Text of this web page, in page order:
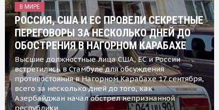
В МИРЕ
РОССИЯ, США И ЕС ПРОВЕЛИ СЕКРЕТНЫЕ
ПЕРЕГОВОРЫ ЗА НЕСКОЛЬКО ДНЕЙ ДО
ОБОСТРЕНИЯ В НАГОРНОМ КАРАБАХЕ
Высшие должностные лица США, ЕС и России
встретились в Стамбуле для обсуждения
противостояния в Нагорном Карабахе 17 сентября,
всего за несколько дней до того, как
Азербайджан начал обстрел непризнанной
республики